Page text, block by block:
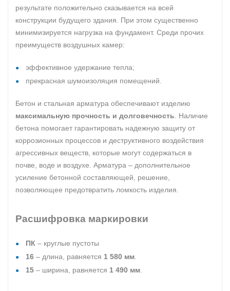
результате положительно сказывается на всей
конструкции будущего здания. При этом существенно
минимизируется нагрузка на фундамент. Среди прочих
преимуществ воздушных камер:
эффективное удержание тепла;
прекрасная шумоизоляция помещений.
Бетон и стальная арматура обеспечивают изделию
максимальную прочность и долговечность . Наличие
бетона помогает гарантировать надежную защиту от
коррозионных процессов и деструктивного воздействия
агрессивных веществ, которые могут содержаться в
почве, воде и воздухе. Арматура – дополнительное
усиление бетонной составляющей, решение,
позволяющее предотвратить ломкость изделия.
Расшифровка маркировки
ПК – круглые пустоты
16 – длина, равняется 1 580 мм
15 – ширина, равняется 1 490 мм